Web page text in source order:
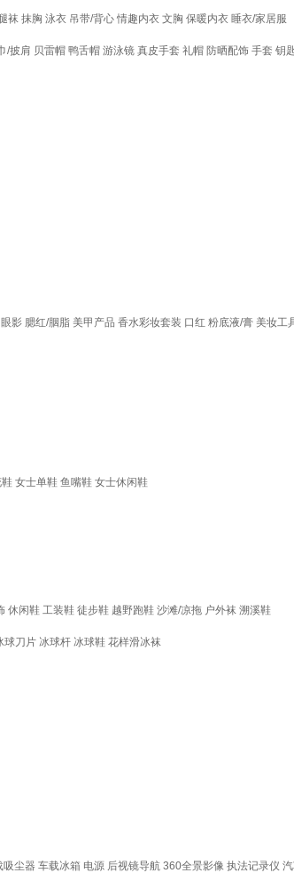
袜 抹胸 泳衣 吊带/背心 情趣内衣 文胸 保暖内衣 睡衣/家居服
/披肩 贝雷帽 鸭舌帽 游泳镜 真皮手套 礼帽 防晒配饰 手套 钥
眼影 腮红/胭脂 美甲产品 香水彩妆套装 口红 粉底液/膏 美妆工
女士单鞋 鱼嘴鞋 女士休闲鞋
休闲鞋 工装鞋 徒步鞋 越野跑鞋 沙滩/凉拖 户外袜 溯溪鞋
球刀片 冰球杆 冰球鞋 花样滑冰袜
吸尘器 车载冰箱 电源 后视镜导航 360全景影像 执法记录仪